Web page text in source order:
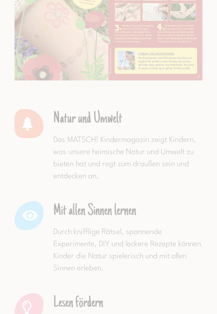
Natur und Umwelt
Das MATSCH! Kindermagazin zeigt Kindern,
was unsere heimische Natur und Umwelt zu
bieten hat und regt zum draußen sein und
entdecken an.
Mit allen Sinnen lernen
Durch knifflige Rätsel, spannende
Experimente, DIY und leckere Rezepte können
Kinder die Natur spielerisch und mit allen
Sinnen erleben.
Lesen fördern